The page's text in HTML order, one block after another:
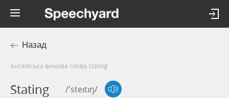
Назад
Англійська вимова слова stating
Stating /'steɪtɪŋ/